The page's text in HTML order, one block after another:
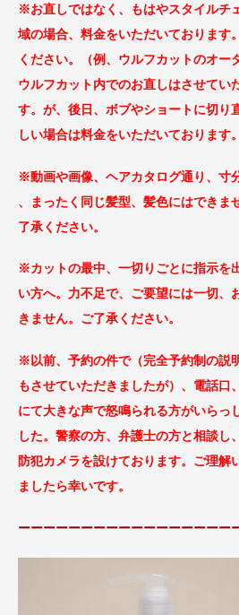
※お直しではなく、もはやスタイルチ
域の場合、料金をいただいております
ください。（例、ウルフカットのオー
ウルフカット内でのお直しはさせてい
す。が、後日、ボブやショートに切り
しい場合は料金をいただいております
※動画や画像、ヘアカタログ通り、寸
、まったく同じ髪型、髪色にはできま
了承ください。
※カットの最中、一切りごとに指示を
い方へ。力不足で、ご要望には一切、
きません。ご了承ください。
※以前、予約の件で（完全予約制の説
もさせていただきましたが）、 電話口
にて大きな声で怒鳴られる方がいらっ
した。警察の方、弁護士の方と相談し、
防犯カメラを設けております。ご理解
ましたら幸いです。
ーーーーーーーーーーーーーーーーー